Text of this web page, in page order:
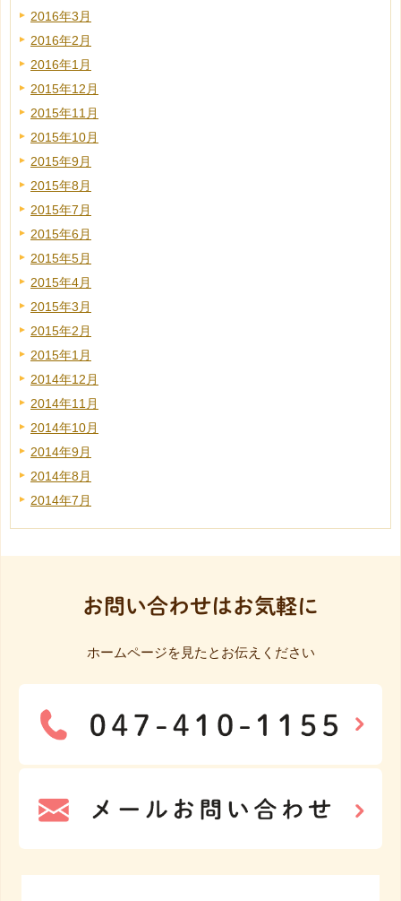
2016年3月
2016年2月
2016年1月
2015年12月
2015年11月
2015年10月
2015年9月
2015年8月
2015年7月
2015年6月
2015年5月
2015年4月
2015年3月
2015年2月
2015年1月
2014年12月
2014年11月
2014年10月
2014年9月
2014年8月
2014年7月
お問い合わせはお気軽に
ホームページを見たとお伝えください